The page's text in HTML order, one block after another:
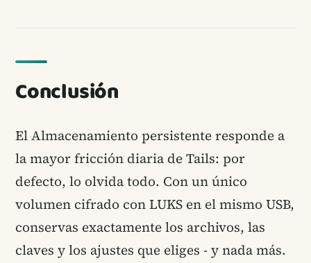
Conclusión
El Almacenamiento persistente responde a
la mayor fricción diaria de Tails: por
defecto, lo olvida todo. Con un único
volumen cifrado con LUKS en el mismo USB,
conservas exactamente los archivos, las
claves y los ajustes que eliges - y nada más.